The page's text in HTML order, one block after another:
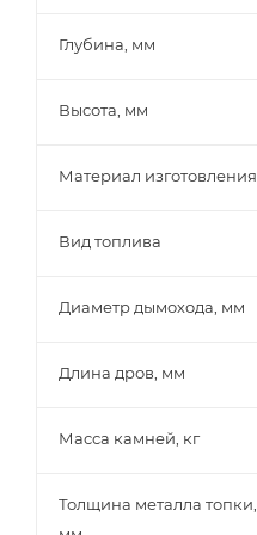
Глубина, мм
Высота, мм
Материал изготовления
Вид топлива
Диаметр дымохода, мм
Длина дров, мм
Масса камней, кг
Толщина металла топки,